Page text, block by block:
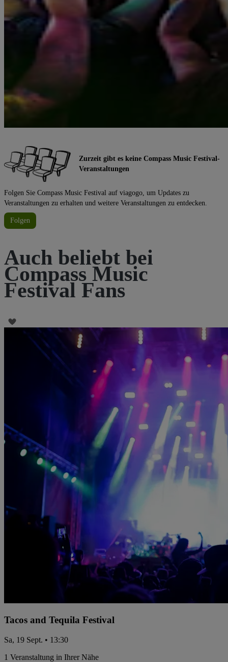
Zurzeit gibt es keine Compass Music Festival-
Veranstaltungen
Folgen Sie Compass Music Festival auf viagogo, um Updates zu
Veranstaltungen zu erhalten und weitere Veranstaltungen zu entdecken.
Folgen
Auch beliebt bei
Compass Music
Festival Fans
Tacos and Tequila Festival
Sa, 19 Sept. • 13:30
1 Veranstaltung in Ihrer Nähe